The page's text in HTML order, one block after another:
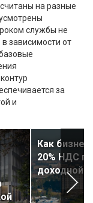
на разные
службы не
зависимости от
за
и
Как
20% НДС
доходной